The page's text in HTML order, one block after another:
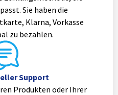
Sie haben die
Klarna, Vorkasse
zu bezahlen.
Support
Produkten oder Ihrer